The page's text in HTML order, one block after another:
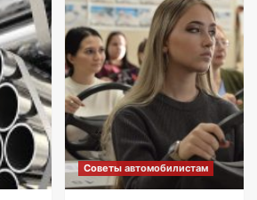
Советы автомобилистам